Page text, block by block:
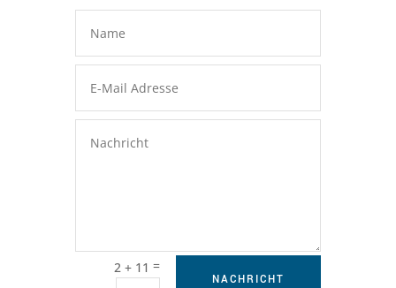
2 + 11 =
NACHRICHT